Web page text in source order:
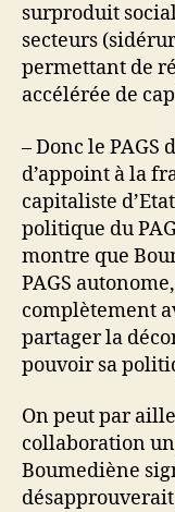
surproduit
secteurs
permettant de
accélérée de
– Donc le
d’appoint à la
capitaliste
politique du
montre que
PAGS
complètement
partager la
pouvoir sa
On peut par
collaboration un
Boumediène